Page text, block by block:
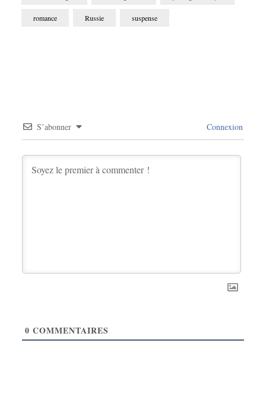
romance Russie suspense
S’abonner Connexion
0 COMMENTAIRES